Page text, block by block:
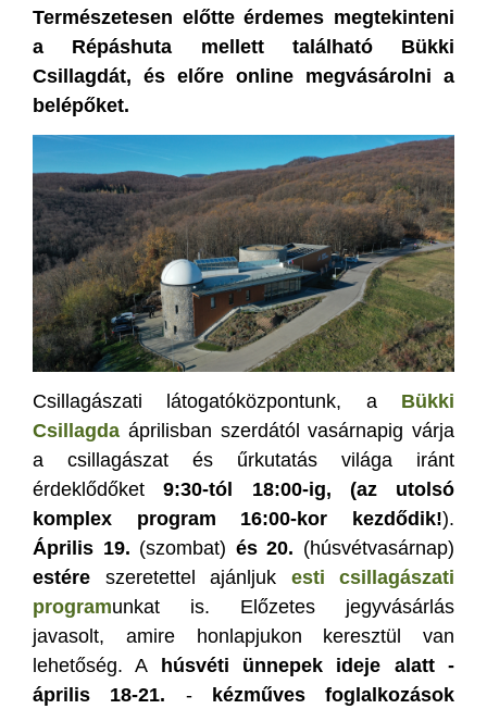
Természetesen előtte érdemes megtekinteni
a Répáshuta mellett található Bükki
Csillagdát, és előre online megvásárolni a
belépőket.
Csillagászati látogatóközpontunk, a Bükki
Csillagda áprilisban szerdától vasárnapig várja
a csillagászat és űrkutatás világa iránt
érdeklődőket 9:30-tól 18:00-ig, (az utolsó
komplex program 16:00-kor kezdődik!).
Április 19. (szombat) és 20. (húsvétvasárnap)
estére szeretettel ajánljuk esti csillagászati
programunkat is. Előzetes jegyvásárlás
javasolt, amire honlapjukon keresztül van
lehetőség. A húsvéti ünnepek ideje alatt -
április 18-21. - kézműves foglalkozások